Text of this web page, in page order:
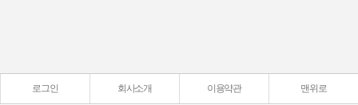
로그인 회사소개 이용약관 맨위로